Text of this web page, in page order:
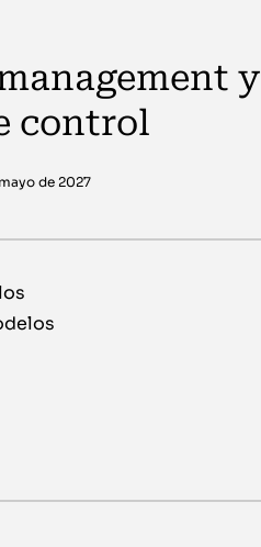
y
control
de 2027